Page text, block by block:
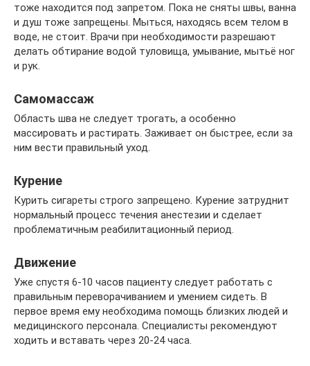
тоже находится под запретом. Пока не сняты швы, ванна
и душ тоже запрещены. Мыться, находясь всем телом в
воде, не стоит. Врачи при необходимости разрешают
делать обтирание водой туловища, умывание, мытьё ног
и рук.
Самомассаж
Область шва не следует трогать, а особенно
массировать и растирать. Заживает он быстрее, если за
ним вести правильный уход.
Курение
Курить сигареты строго запрещено. Курение затруднит
нормальный процесс течения анестезии и сделает
проблематичным реабилитационный период.
Движение
Уже спустя 6-10 часов пациенту следует работать с
правильным переворачиванием и умением сидеть. В
первое время ему необходима помощь близких людей и
медицинского персонала. Специалисты рекомендуют
ходить и вставать через 20-24 часа.